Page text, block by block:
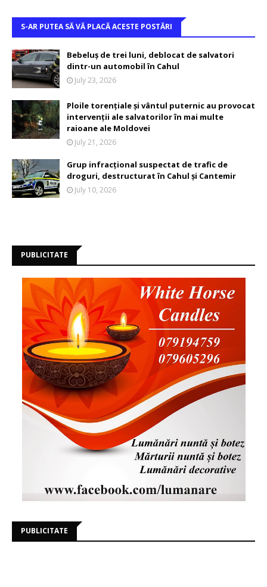
S-AR PUTEA SĂ VĂ PLACĂ ACESTE POSTĂRI
Bebeluș de trei luni, deblocat de salvatori
dintr-un automobil în Cahul
July 23, 2026
Ploile torențiale și vântul puternic au provocat
intervenții ale salvatorilor în mai multe
raioane ale Moldovei
July 21, 2026
Grup infracțional suspectat de trafic de
droguri, destructurat în Cahul și Cantemir
July 10, 2026
PUBLICITATE
PUBLICITATE